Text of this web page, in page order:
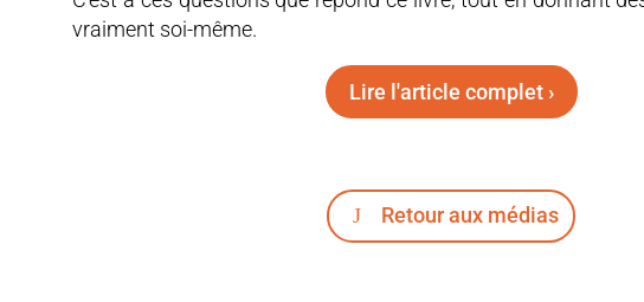
vraiment soi-même.
Lire l'article complet ›
Retour aux médias